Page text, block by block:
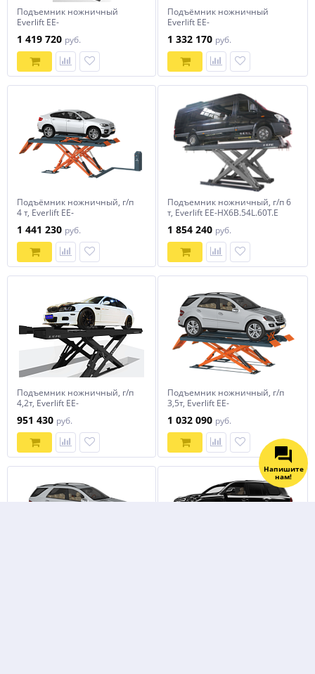
Подъемник ножничный
Everlift EE-
1 419 720 руб.
Подъёмник ножничный
Everlift EE-
1 332 170 руб.
Подъёмник ножничный, г/п
4 т, Everlift EE‐
1 441 230 руб.
Подъемник ножничный, г/п 6
т, Everlift EE-HX6B.54L.60T.E
1 854 240 руб.
Подъемник ножничный, г/п
4,2т, Everlift EE-
951 430 руб.
Подъемник ножничный, г/п
3,5т, Everlift EE-
1 032 090 руб.
Напишите
нам!